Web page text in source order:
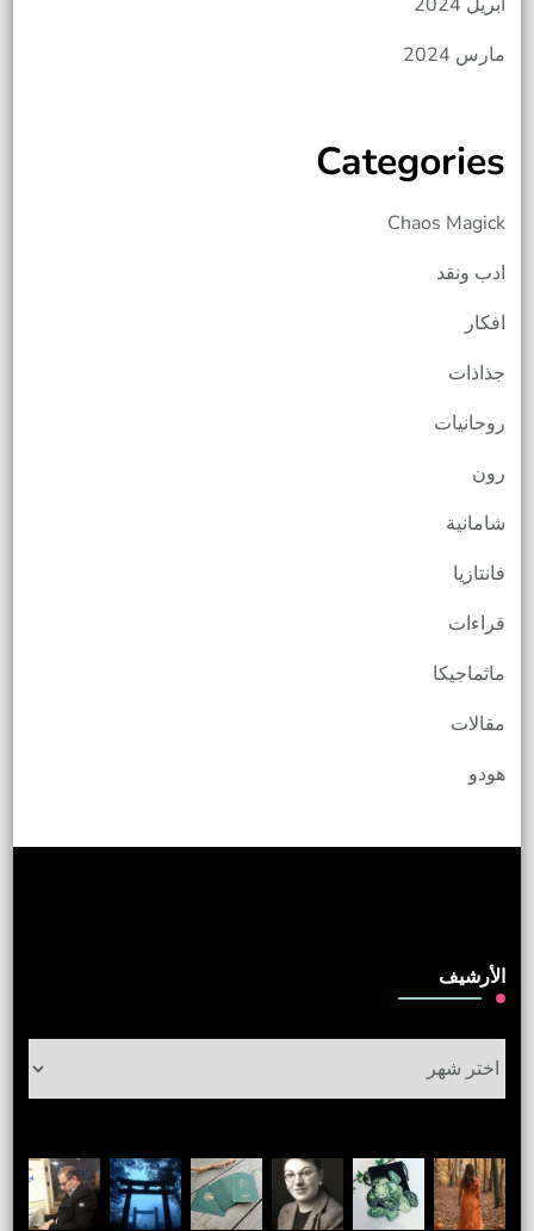
مارس 2024
Categories
Chaos Magick
ادب ونقد
افكار
جذاذات
روحانيات
رون
شامانية
فانتازيا
قراءات
ماثماجيكا
مقالات
هودو
الأرشيف